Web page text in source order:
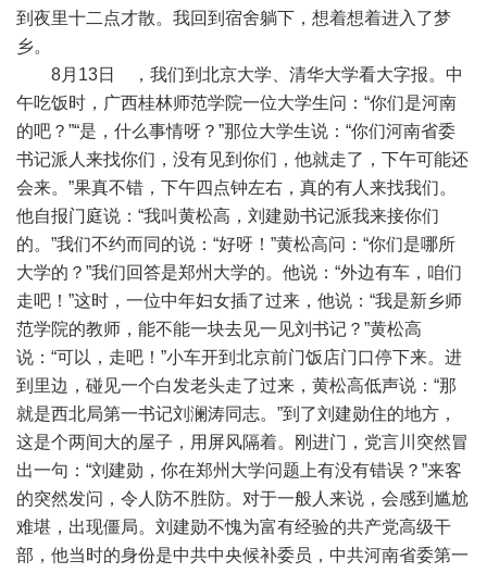
到夜里十二点才散。我回到宿舍躺下，想着想着进入了梦
乡。
8月13日 ，我们到北京大学、清华大学看大字报。中
午吃饭时，广西桂林师范学院一位大学生问：“你们是河南
的吧？”“是，什么事情呀？”那位大学生说：“你们河南省委
书记派人来找你们，没有见到你们，他就走了，下午可能还
会来。”果真不错，下午四点钟左右，真的有人来找我们。
他自报门庭说：“我叫黄松高，刘建勋书记派我来接你们
的。”我们不约而同的说：“好呀！”黄松高问：“你们是哪所
大学的？”我们回答是郑州大学的。他说：“外边有车，咱们
走吧！”这时，一位中年妇女插了过来，他说：“我是新乡师
范学院的教师，能不能一块去见一见刘书记？”黄松高
说：“可以，走吧！”小车开到北京前门饭店门口停下来。进
到里边，碰见一个白发老头走了过来，黄松高低声说：“那
就是西北局第一书记刘澜涛同志。”到了刘建勋住的地方，
这是个两间大的屋子，用屏风隔着。刚进门，党言川突然冒
出一句：“刘建勋，你在郑州大学问题上有没有错误？”来客
的突然发问，令人防不胜防。对于一般人来说，会感到尴尬
难堪，出现僵局。刘建勋不愧为富有经验的共产党高级干
部，他当时的身份是中共中央候补委员，中共河南省委第一